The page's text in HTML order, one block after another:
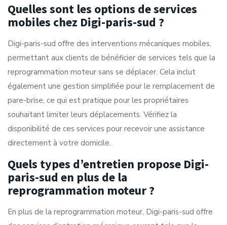
Quelles sont les options de services
mobiles chez Digi-paris-sud ?
Digi-paris-sud offre des interventions mécaniques mobiles,
permettant aux clients de bénéficier de services tels que la
reprogrammation moteur sans se déplacer. Cela inclut
également une gestion simplifiée pour le remplacement de
pare-brise, ce qui est pratique pour les propriétaires
souhaitant limiter leurs déplacements. Vérifiez la
disponibilité de ces services pour recevoir une assistance
directement à votre domicile.
Quels types d’entretien propose Digi-
paris-sud en plus de la
reprogrammation moteur ?
En plus de la reprogrammation moteur, Digi-paris-sud offre